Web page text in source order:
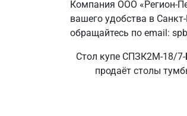
Компания ООО «Регион-
вашего удобства в
обращайтесь по email:
Стол купе СПЗК2М-18/7-
продаёт столы